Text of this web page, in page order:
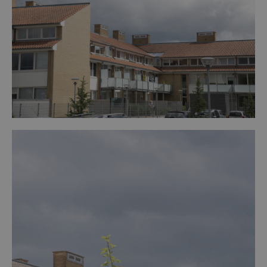
til hinanden - skabt via et mere en 15-årigt samarbejde fra
tidligere projekter, og der har ikke været de store
udfordringer, som ikke har kunnet løses så alle er tilfredse.
Fra DAI har der været tilkoblet en fast bygherrerådgiver, der
har varetaget alle dele.
Samarbejdet er stærkt bl.a. fordi parterne kender hindanden
meget indgående - og præcist kender til evt. stærke/ svage
sider ved hinanden.